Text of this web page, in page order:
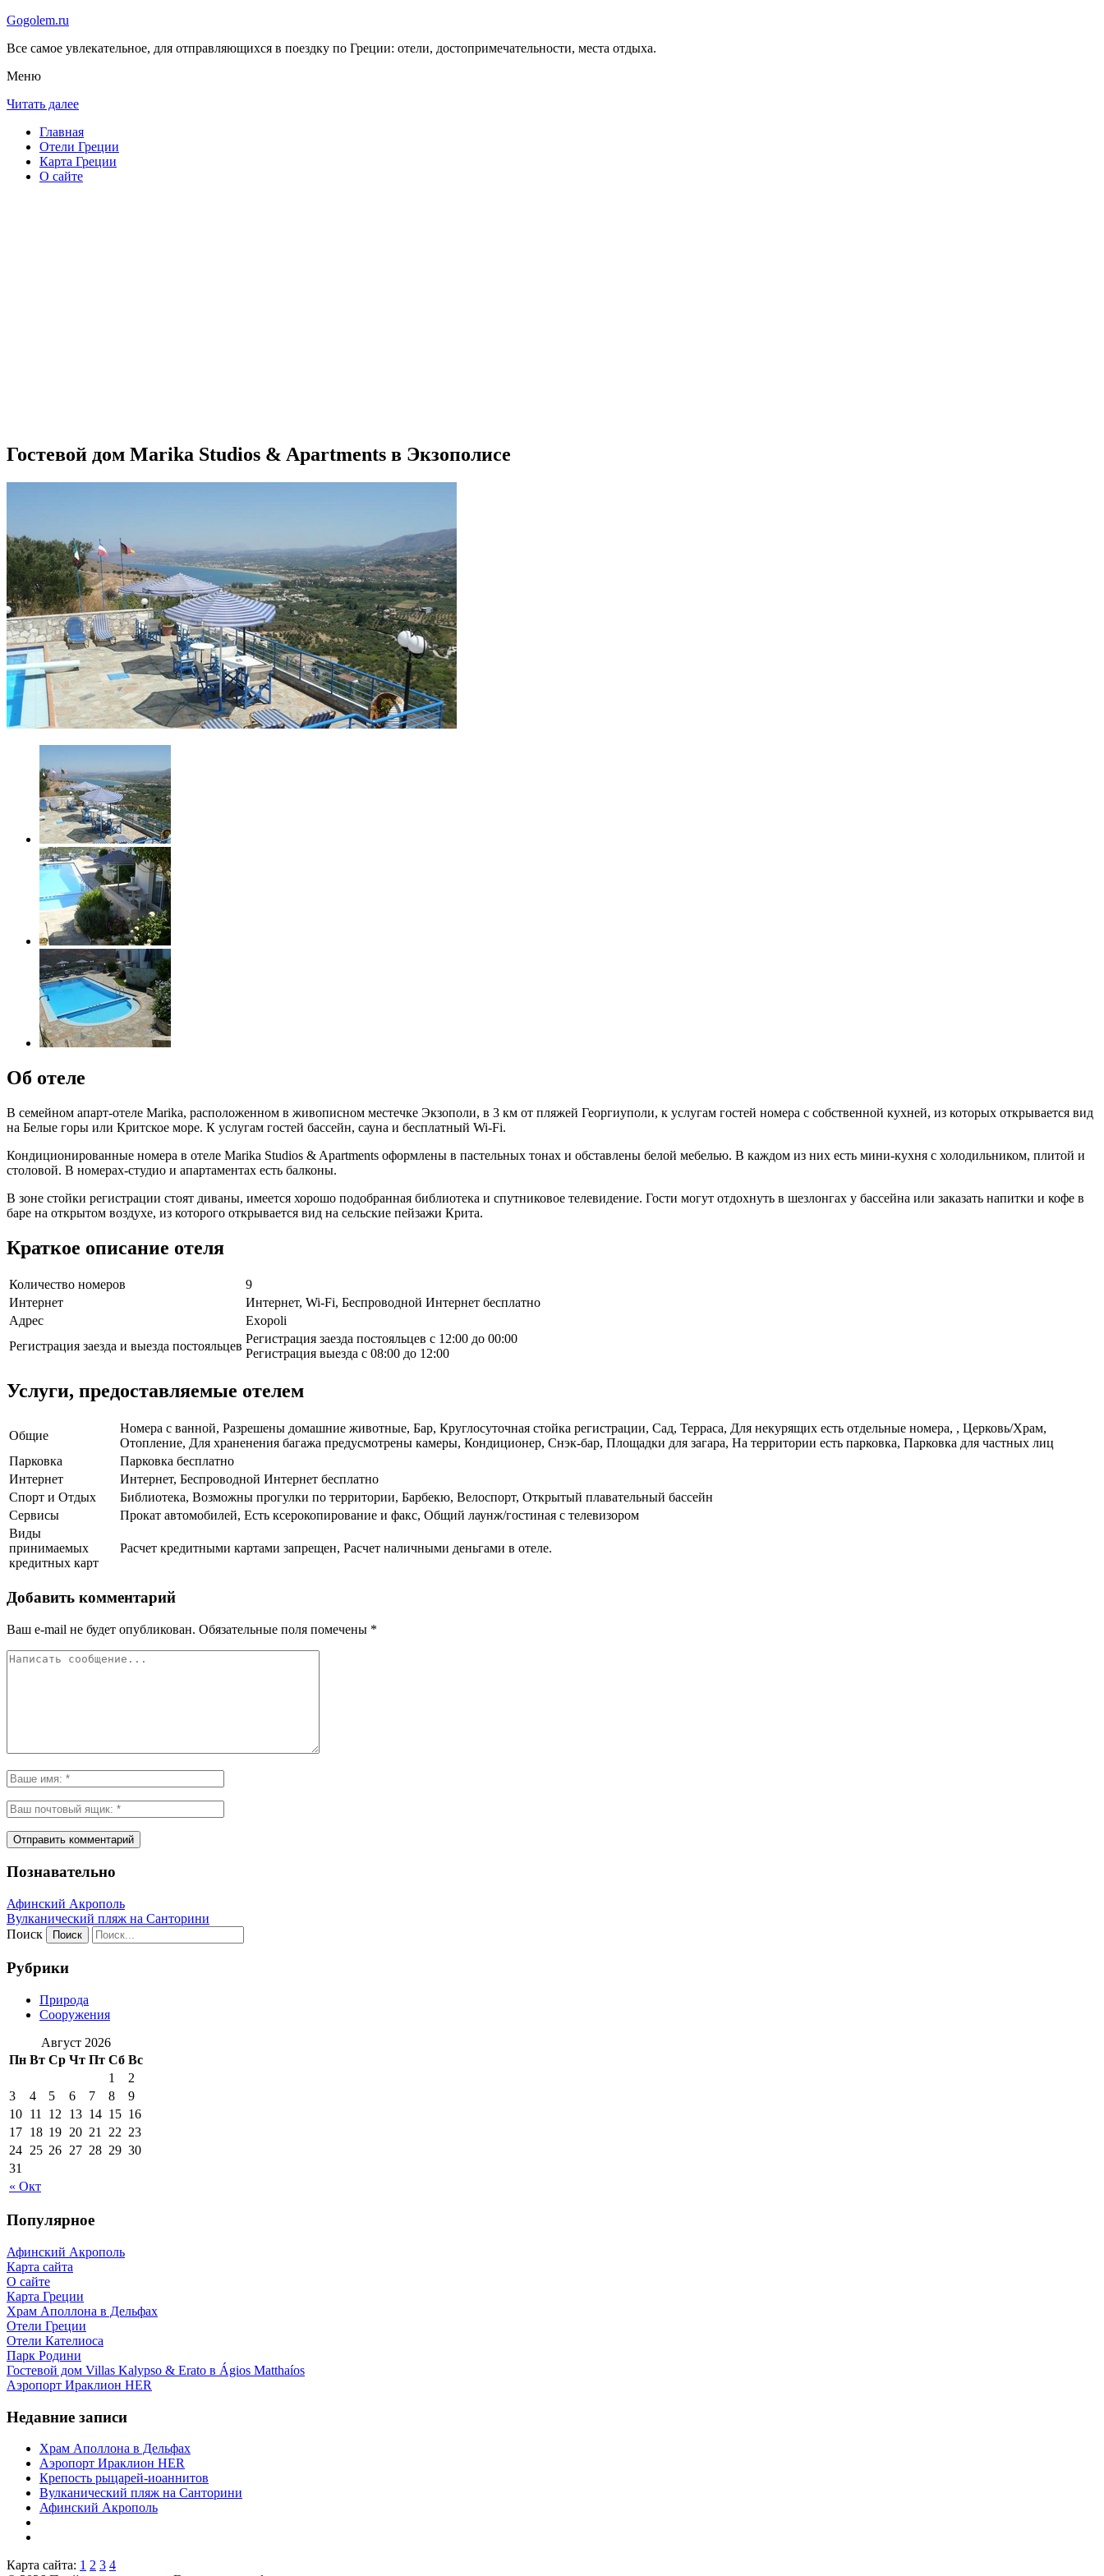
Gogolem.ru
Все самое увлекательное, для отправляющихся в поездку по Греции: отели, достопримечательности, места отдыха.
Меню
Читать далее
Главная
Отели Греции
Карта Греции
О сайте
Гостевой дом Marika Studios & Apartments в Экзополисе
Об отеле
В семейном апарт-отеле Marika, расположенном в живописном местечке Экзополи, в 3 км от пляжей Георгиуполи, к услугам гостей номера с собственной кухней, из которых открывается вид
на Белые горы или Критское море. К услугам гостей бассейн, сауна и бесплатный Wi-Fi.
Кондиционированные номера в отеле Marika Studios & Apartments оформлены в пастельных тонах и обставлены белой мебелью. В каждом из них есть мини-кухня с холодильником, плитой и
столовой. В номерах-студио и апартаментах есть балконы.
В зоне стойки регистрации стоят диваны, имеется хорошо подобранная библиотека и спутниковое телевидение. Гости могут отдохнуть в шезлонгах у бассейна или заказать напитки и кофе в
баре на открытом воздухе, из которого открывается вид на сельские пейзажи Крита.
Краткое описание отеля
Количество номеров
9
Интернет
Интернет, Wi-Fi, Беспроводной Интернет бесплатно
Адрес
Exopoli
Регистрация заезда и выезда постояльцев
Регистрация заезда постояльцев с 12:00 до 00:00
Регистрация выезда с 08:00 до 12:00
Услуги, предоставляемые отелем
Общие
Номера с ванной, Разрешены домашние животные, Бар, Круглосуточная стойка регистрации, Сад, Терраса, Для некурящих есть отдельные номера, , Церковь/Храм,
Отопление, Для храненения багажа предусмотрены камеры, Кондиционер, Снэк-бар, Площадки для загара, На территории есть парковка, Парковка для частных лиц
Парковка
Парковка бесплатно
Интернет
Интернет, Беспроводной Интернет бесплатно
Спорт и Отдых
Библиотека, Возможны прогулки по территории, Барбекю, Велоспорт, Открытый плавательный бассейн
Сервисы
Прокат автомобилей, Есть ксерокопирование и факс, Общий лаунж/гостиная с телевизором
Виды
принимаемых
кредитных карт
Расчет кредитными картами запрещен, Расчет наличными деньгами в отеле.
Добавить комментарий
Ваш e-mail не будет опубликован. Обязательные поля помечены *
Познавательно
Афинский Акрополь
Вулканический пляж на Санторини
Поиск
Рубрики
Природа
Сооружения
Август 2026
Пн Вт Ср Чт Пт Сб Вс
« Окт
1
2
3
4 5 6 7 8
9
10 11 12 13 14 15 16
17 18 19 20 21 22 23
24 25 26 27 28 29 30
31
Популярное
Афинский Акрополь
Карта сайта
О сайте
Карта Греции
Храм Аполлона в Дельфах
Отели Греции
Отели Кателиоса
Парк Родини
Гостевой дом Villas Kalypso & Erato в Ágios Matthaíos
Аэропорт Ираклион HER
Недавние записи
Храм Аполлона в Дельфах
Аэропорт Ираклион HER
Крепость рыцарей-иоаннитов
Вулканический пляж на Санторини
Афинский Акрополь
Карта сайта: 1 2 3 4